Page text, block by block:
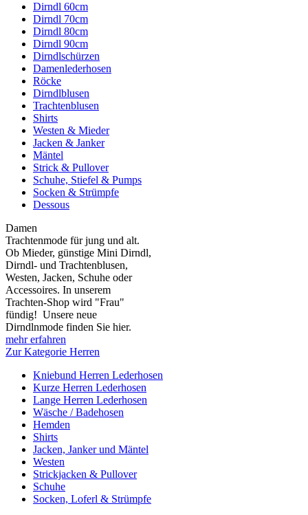
Dirndl 60cm
Dirndl 70cm
Dirndl 80cm
Dirndl 90cm
Dirndlschürzen
Damenlederhosen
Röcke
Dirndlblusen
Trachtenblusen
Shirts
Westen & Mieder
Jacken & Janker
Mäntel
Strick & Pullover
Schuhe, Stiefel & Pumps
Socken & Strümpfe
Dessous
Damen
Trachtenmode für jung und alt.
Ob Mieder, günstige Mini Dirndl,
Dirndl- und Trachtenblusen,
Westen, Jacken, Schuhe oder
Accessoires. In unserem
Trachten-Shop wird "Frau"
fündig! Unsere neue
Dirndlnmode finden Sie hier.
mehr erfahren
Zur Kategorie Herren
Kniebund Herren Lederhosen
Kurze Herren Lederhosen
Lange Herren Lederhosen
Wäsche / Badehosen
Hemden
Shirts
Jacken, Janker und Mäntel
Westen
Strickjacken & Pullover
Schuhe
Socken, Loferl & Strümpfe